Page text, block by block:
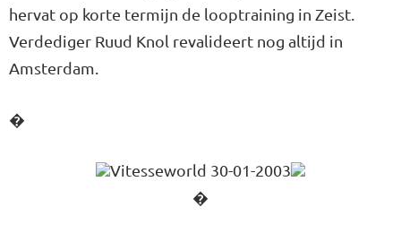
hervat op korte termijn de looptraining in Zeist.
Verdediger Ruud Knol revalideert nog altijd in
Amsterdam.
�
Vitesseworld 30-01-2003
�